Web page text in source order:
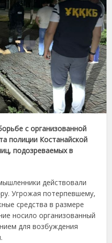
с организованной
полиции Костанайской
подозреваемых в
действовали
Угрожая потерпевшему,
средства в размере
носило организованный
для возбуждения